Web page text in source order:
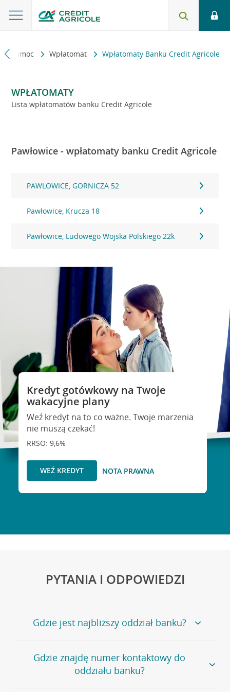
i pomoc Wpłatomat Wpłatomaty Banku Credit Agricole
WPŁATOMATY
Lista wpłatomatów banku Credit Agricole
Pawłowice - wpłatomaty banku Credit Agricole
PAWLOWICE, GORNICZA 52
Pawłowice, Krucza 18
Pawłowice, Ludowego Wojska Polskiego 22k
Kredyt gotówkowy na Twoje
wakacyjne plany
Weź kredyt na to co ważne. Twoje marzenia
nie muszą czekać!
RRSO: 9,6%
WEŹ KREDYT NOTA PRAWNA
PYTANIA I ODPOWIEDZI
Gdzie jest najbliższy oddział banku?
Jeśli szukasz oddziału naszego banku, zapraszamy na
stronęPlacówki i bankomaty, na której znajduje się
wygodna wyszukiwarka.
Gdzie znajdę numer kontaktowy do
oddziału banku?